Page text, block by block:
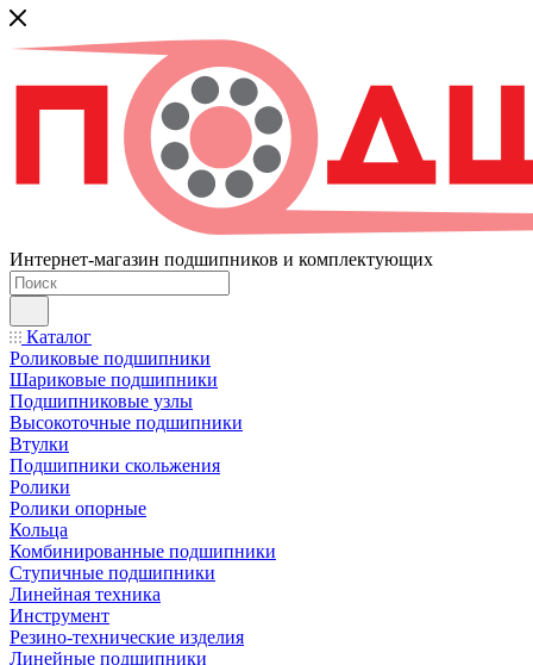
Интернет-магазин подшипников и комплектующих
Каталог
Роликовые подшипники
Шариковые подшипники
Подшипниковые узлы
Высокоточные подшипники
Втулки
Подшипники скольжения
Ролики
Ролики опорные
Кольца
Комбинированные подшипники
Ступичные подшипники
Линейная техника
Инструмент
Резино-технические изделия
Линейные подшипники